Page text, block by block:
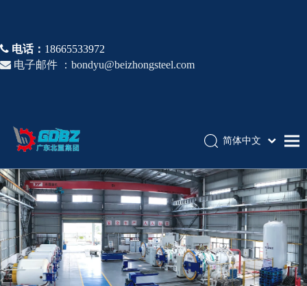
 电话： 18665533972
 电子邮件 ： bondyu@beizhongsteel.com
首页
产品介绍
应用领域
优势与竞争力
关于我们
简体中文
Español
Pусский